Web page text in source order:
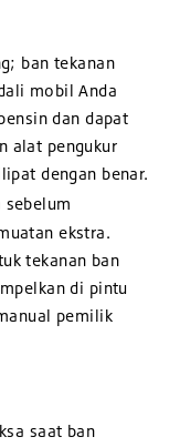
ban tekanan
mobil Anda
dan dapat
alat pengukur
dengan benar.
sebelum
ekstra.
tekanan ban
di pintu
pemilik
saat ban